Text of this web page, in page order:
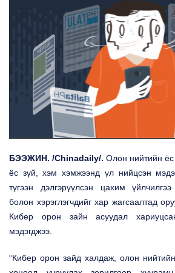
БЭЭЖИН. /Chinadaily/. Олон нийтийн ёс
ёс зүй, хэм хэмжээнд үл нийцсэн
түгээн дэлгэрүүлсэн цахим
болон хэрэглэгчдийг хар жагсаалтад
Кибер орон зайн асуудал
мэдэгджээ.
“Кибер орон зайд халдаж, олон